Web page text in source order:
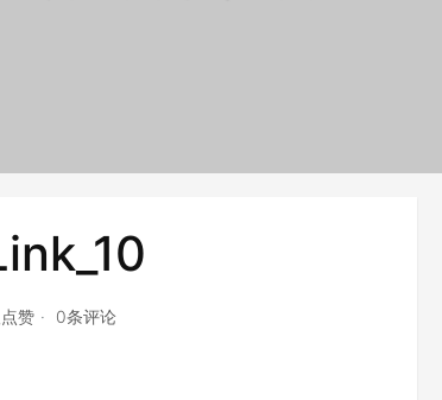
赞 0条评论